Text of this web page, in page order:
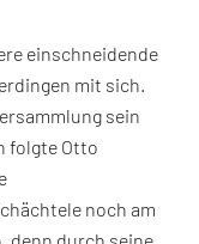
einschneidende
mit sich.
sein
folgte Otto
noch am
denn durch seine